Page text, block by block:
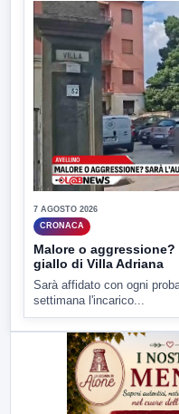
7 AGOSTO 2026
CRONACA
Malore o
giallo di Villa Adriana
Sarà affidato con ogni
settimana l'incarico...